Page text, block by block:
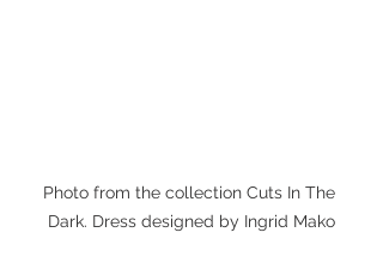
Photo from the collection Cuts In The
Dark. Dress designed by Ingrid Mako